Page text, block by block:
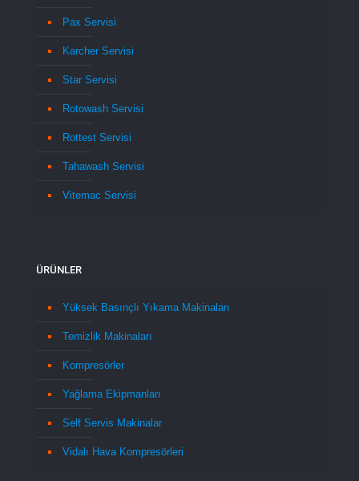
Pax Servisi
Karcher Servisi
Star Servisi
Rotowash Servisi
Rottest Servisi
Tahawash Servisi
Vitemac Servisi
ÜRÜNLER
Yüksek Basınçlı Yıkama Makinaları
Temizlik Makinaları
Kompresörler
Yağlama Ekipmanları
Self Servis Makinalar
Vidalı Hava Kompresörleri